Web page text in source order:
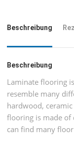
Beschreibung
Beschreibung
Laminate flooring
resemble many
hardwood,
flooring is made of
can find many